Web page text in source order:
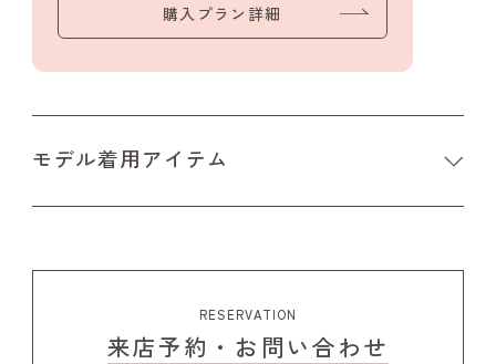
購入プラン詳細
モデル着用アイテム
RESERVATION
来店予約・お問い合わせ